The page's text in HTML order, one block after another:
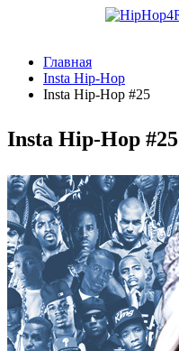
Главная
Insta Hip-Hop
Insta Hip-Hop #25
Insta Hip-Hop #25